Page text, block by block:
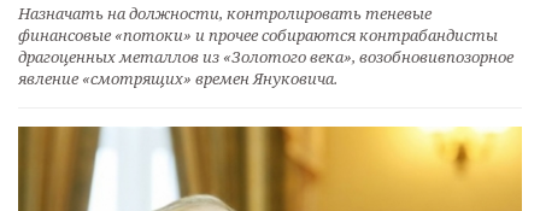
Назначать на должности, контролировать теневые
финансовые «потоки» и прочее собираются контрабандисты
драгоценных металлов из «Золотого века», возобновивпозорное
явление «смотрящих» времен Януковича.